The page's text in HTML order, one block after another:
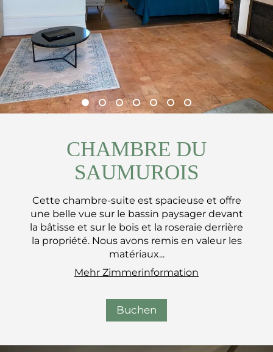
CHAMBRE DU
SAUMUROIS
Cette chambre-suite est spacieuse et offre
une belle vue sur le bassin paysager devant
la bâtisse et sur le bois et la roseraie derrière
la propriété. Nous avons remis en valeur les
matériaux...
Mehr Zimmerinformation
Buchen